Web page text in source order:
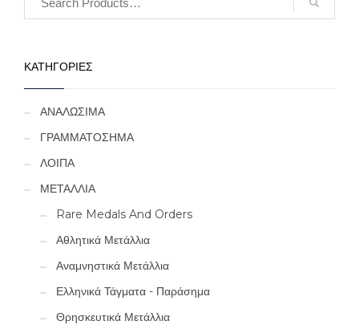
ΚΑΤΗΓΟΡΙΕΣ
ΑΝΑΛΩΣΙΜΑ
ΓΡΑΜΜΑΤΟΣΗΜΑ
ΛΟΙΠΑ
ΜΕΤΑΛΛΙΑ
Rare Medals And Orders
Αθλητικά Μετάλλια
Αναμνηστικά Μετάλλια
Ελληνικά Τάγματα - Παράσημα
Θρησκευτικά Μετάλλια